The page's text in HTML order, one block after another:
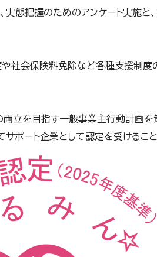
態把握のためのアンケート実施と
や社会保険料免除など各種支援制度
立を目指す一般事業主行動計画を
ポート企業として認定を受けるこ